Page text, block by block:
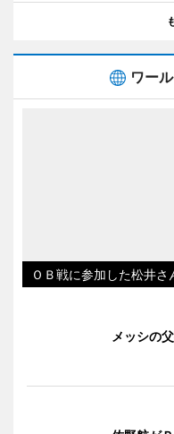
ワー
ＯＢ戦に参加した松井さ
メッシの